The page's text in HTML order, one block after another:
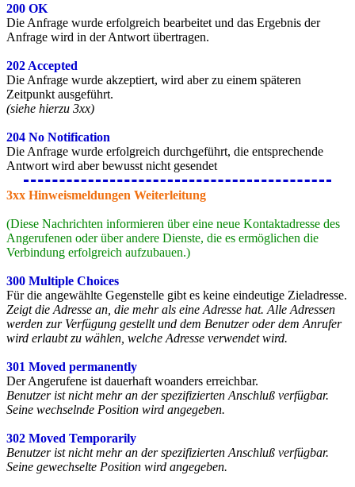
200 OK
Die Anfrage wurde erfolgreich bearbeitet und das Ergebnis der
Anfrage wird in der Antwort übertragen.
202 Accepted
Die Anfrage wurde akzeptiert, wird aber zu einem späteren
Zeitpunkt ausgeführt.
(siehe hierzu 3xx)
204 No Notification
Die Anfrage wurde erfolgreich durchgeführt, die entsprechende
Antwort wird aber bewusst nicht gesendet
3xx Hinweismeldungen Weiterleitung
(Diese Nachrichten informieren über eine neue Kontaktadresse des
Angerufenen oder über andere Dienste, die es ermöglichen die
Verbindung erfolgreich aufzubauen.)
300 Multiple Choices
Für die angewählte Gegenstelle gibt es keine eindeutige Zieladresse.
Zeigt die Adresse an, die mehr als eine Adresse hat. Alle Adressen
werden zur Verfügung gestellt und dem Benutzer oder dem Anrufer
wird erlaubt zu wählen, welche Adresse verwendet wird.
301 Moved permanently
Der Angerufene ist dauerhaft woanders erreichbar.
Benutzer ist nicht mehr an der spezifizierten Anschluß verfügbar.
Seine wechselnde Position wird angegeben.
302 Moved Temporarily
Benutzer ist nicht mehr an der spezifizierten Anschluß verfügbar.
Seine gewechselte Position wird angegeben.